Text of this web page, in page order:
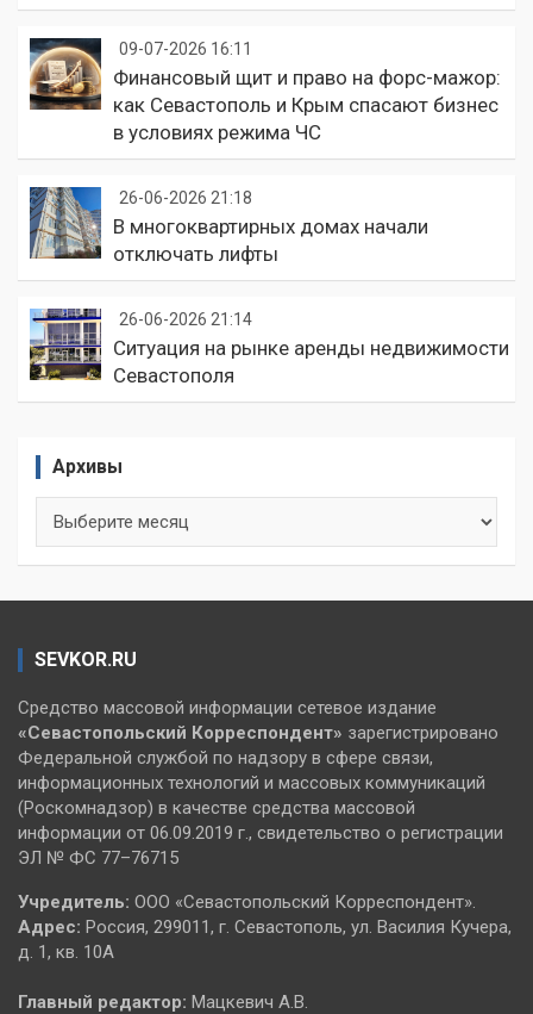
09-07-2026 16:11
Финансовый щит и право на форс-мажор:
как Севастополь и Крым спасают бизнес
в условиях режима ЧС
26-06-2026 21:18
В многоквартирных домах начали
отключать лифты
26-06-2026 21:14
Ситуация на рынке аренды недвижимости
Севастополя
Архивы
SEVKOR.RU
Средство массовой информации сетевое издание
«Севастопольский Корреспондент» зарегистрировано
Федеральной службой по надзору в сфере связи,
информационных технологий и массовых коммуникаций
(Роскомнадзор) в качестве средства массовой
информации от 06.09.2019 г., свидетельство о регистрации
ЭЛ № ФС 77–76715
Учредитель: ООО «Севастопольский Корреспондент».
Адрес: Россия, 299011, г. Севастополь, ул. Василия Кучера,
д. 1, кв. 10А
Главный редактор: Мацкевич А.В.